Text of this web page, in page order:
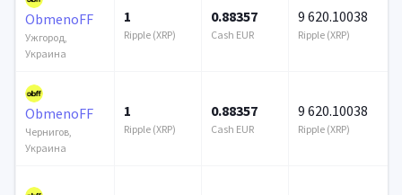
ObmenoFF
Ужгород,
Украина
1
Ripple (XRP)
0.88357
Cash EUR
9 620.10038
Ripple (XRP)
ObmenoFF
Чернигов,
Украина
1
Ripple (XRP)
0.88357
Cash EUR
9 620.10038
Ripple (XRP)